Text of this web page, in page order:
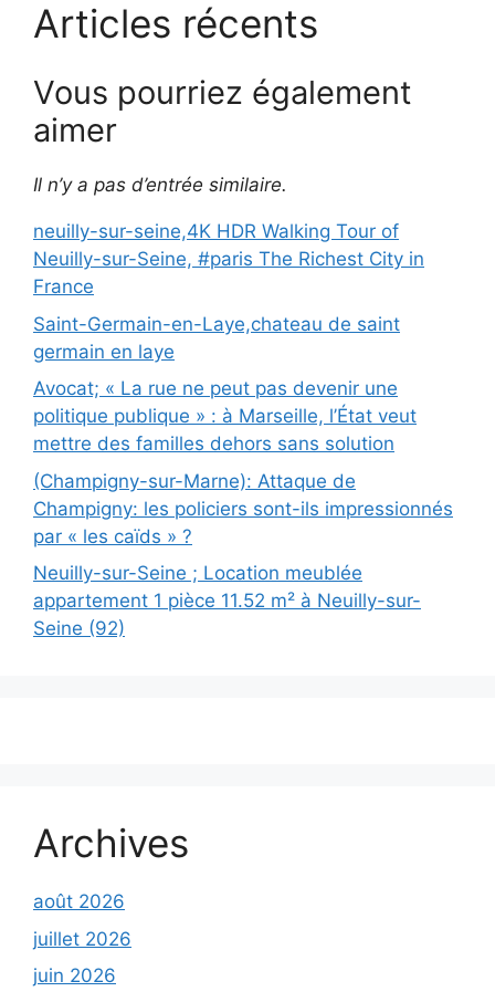
Articles récents
Vous pourriez également
aimer
Il n’y a pas d’entrée similaire.
neuilly-sur-seine,4K HDR Walking Tour of
Neuilly-sur-Seine, #paris The Richest City in
France
Saint-Germain-en-Laye,chateau de saint
germain en laye
Avocat; « La rue ne peut pas devenir une
politique publique » : à Marseille, l’État veut
mettre des familles dehors sans solution
(Champigny-sur-Marne): Attaque de
Champigny: les policiers sont-ils impressionnés
par « les caïds » ?
Neuilly-sur-Seine ; Location meublée
appartement 1 pièce 11.52 m² à Neuilly-sur-
Seine (92)
Archives
août 2026
juillet 2026
juin 2026